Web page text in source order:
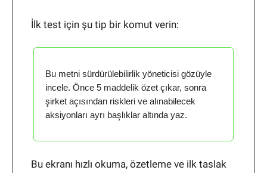
İlk test için şu tip bir komut verin:
Bu metni sürdürülebilirlik yöneticisi gözüyle
incele. Önce 5 maddelik özet çıkar, sonra
şirket açısından riskleri ve alınabilecek
aksiyonları ayrı başlıklar altında yaz.
Bu ekranı hızlı okuma, özetleme ve ilk taslak